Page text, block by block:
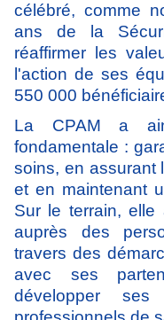
célébré, comme
ans de la
réaffirmer les
l'action de ses
550 000
La CPAM a
fondamentale :
soins, en assurant
et en maintenant
Sur le terrain, elle
auprès des
travers des
avec ses
développer